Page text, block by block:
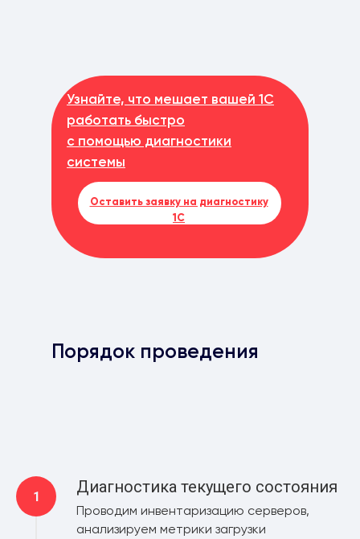
Узнайте, что мешает вашей 1С
работать быстро
с помощью диагностики
системы
Оставить заявку на диагностику
1С
Порядок проведения
Диагностика текущего состояния
Проводим инвентаризацию серверов,
анализируем метрики загрузки